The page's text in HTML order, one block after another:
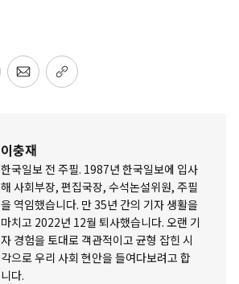
이충재
한국일보 전 주필. 1987년 한국일보에 입사
해 사회부장, 편집국장, 수석논설위원, 주필
을 역임했습니다. 만 35년 간의 기자 생활을
마치고 2022년 12월 퇴사했습니다. 오랜 기
자 경험을 토대로 객관적이고 균형 잡힌 시
각으로 우리 사회 현안을 들여다보려고 합
니다.